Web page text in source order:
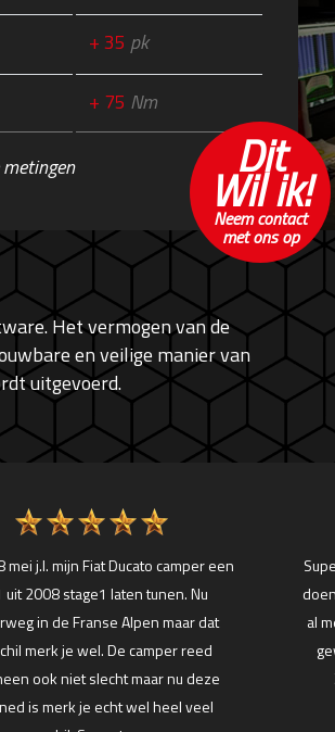
+ 35 pk
+ 75 Nm
Dit
Wil ik!
Neem contact
met ons op
Het vermogen van de
en veilige manier van
uitgevoerd.
mei j.l. mijn Fiat Ducato camper een
uit 2008 stage1 laten tunen. Nu
in de Franse Alpen maar dat
merk je wel. De camper reed
ook niet slecht maar nu deze
is merk je echt wel heel veel
al